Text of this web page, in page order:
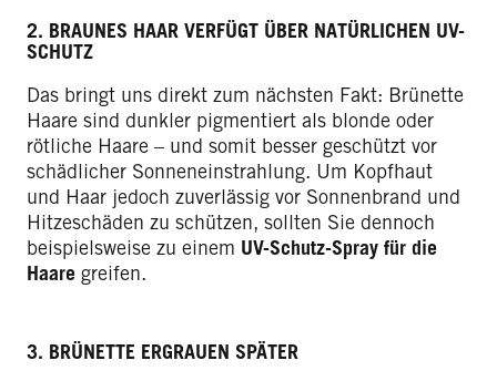
2. BRAUNES HAAR VERFÜGT ÜBER NATÜRLICHEN UV-
SCHUTZ
Das bringt uns direkt zum nächsten Fakt: Brünette
Haare sind dunkler pigmentiert als blonde oder
rötliche Haare – und somit besser geschützt vor
schädlicher Sonneneinstrahlung. Um Kopfhaut
und Haar jedoch zuverlässig vor Sonnenbrand und
Hitzeschäden zu schützen, sollten Sie dennoch
beispielsweise zu einem UV-Schutz-Spray für die
Haare greifen.
3. BRÜNETTE ERGRAUEN SPÄTER